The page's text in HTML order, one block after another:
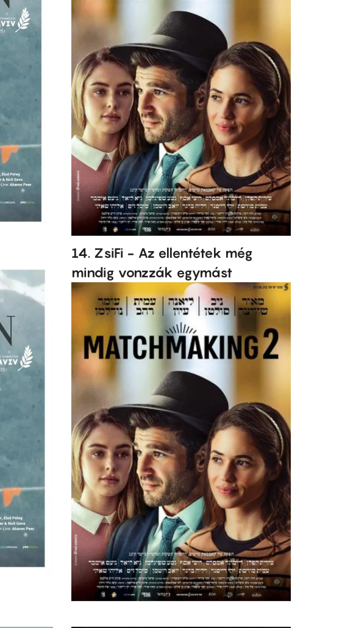
14. ZsiFi - Az ellentétek még
mindig vonzzák egymást